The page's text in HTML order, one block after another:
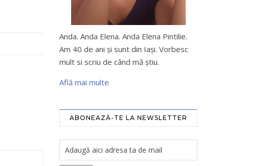
Anda. Anda Elena. Anda Elena Pintilie.
Am 40 de ani şi sunt din Iaşi. Vorbesc
mult si scriu de când mă ştiu.
Află mai multe
ABONEAZĂ-TE LA NEWSLETTER